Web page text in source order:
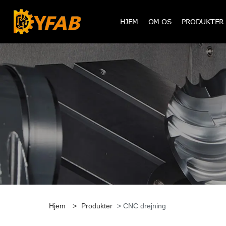
HJEM OM OS PRODUKTER
Hjem > Produkter > CNC drejning